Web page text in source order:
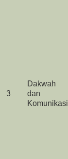
3
Dakwah
dan
Komunikasi